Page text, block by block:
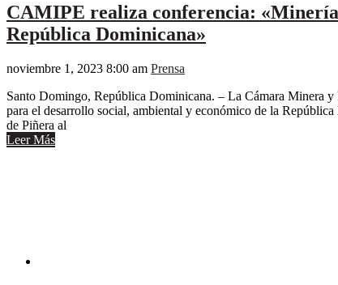
CAMIPE realiza conferencia:
República Dominicana»
noviembre 1, 2023 8:00 am Prensa
Santo Domingo, República Dominicana. – La Cámara Minera
para el desarrollo social, ambiental y económico de la
de Piñera al
Leer Más